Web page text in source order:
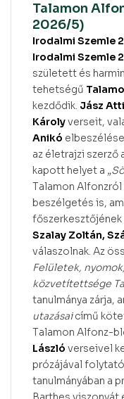
Talamon
2026/5)
Irodalmi Szemle
Irodalmi Szemle
született és
tehetségű
kezdődik. Jász
Károlyverseit,
Anikó
az életrajzi szerző
kapott helyet a
Talamon
beszélgetés is,
Szalay Zoltán,
válaszolnak. Az
Felületek,
közvetítettsége
tanulmánya zárja,
utazásaicímű
Talamon Alfonz-
László verseivel
prózájával
tanulmányában a